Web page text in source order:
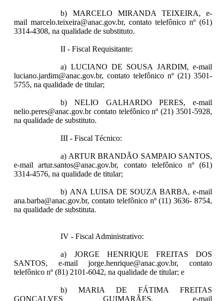
b) MARCELO MIRANDA TEIXEIRA, e-
mail marcelo.teixeira@anac.gov.br, contato telefônico nº (61)
3314-4308, na qualidade de substituto.
II - Fiscal Requisitante:
a) LUCIANO DE SOUSA JARDIM, e-mail
luciano.jardim@anac.gov.br, contato telefônico nº (21) 3501-
5755, na qualidade de titular;
b) NELIO GALHARDO PERES, e-mail
nelio.peres@anac.gov.br contato telefônico nº (21) 3501-5928,
na qualidade de substituto.
III - Fiscal Técnico:
a) ARTUR BRANDÃO SAMPAIO SANTOS,
e-mail artur.santos@anac.gov.br, contato telefônico nº (61)
3314-4576, na qualidade de titular;
b) ANA LUISA DE SOUZA BARBA, e-mail
ana.barba@anac.gov.br, contato telefônico nº (11) 3636- 8754,
na qualidade de substituta.
IV - Fiscal Administrativo:
a) JORGE HENRIQUE FREITAS DOS
SANTOS, e-mail jorge.henrique@anac.gov.br, contato
telefônico nº (81) 2101-6042, na qualidade de titular; e
b) MARIA DE FÁTIMA FREITAS
GONÇALVES GUIMARÃES, e-mail